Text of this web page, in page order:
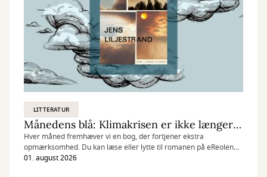
LITTERATUR
Månedens blå: Klimakrisen er ikke længere fremtid
Hver måned fremhæver vi en bog, der fortjener ekstra
opmærksomhed. Du kan læse eller lytte til romanen på eReolen
uden at bruge din månedlige lånekvote.
01. august 2026